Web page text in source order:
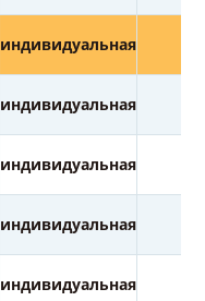
индивидуальная
индивидуальная
индивидуальная
индивидуальная
индивидуальная